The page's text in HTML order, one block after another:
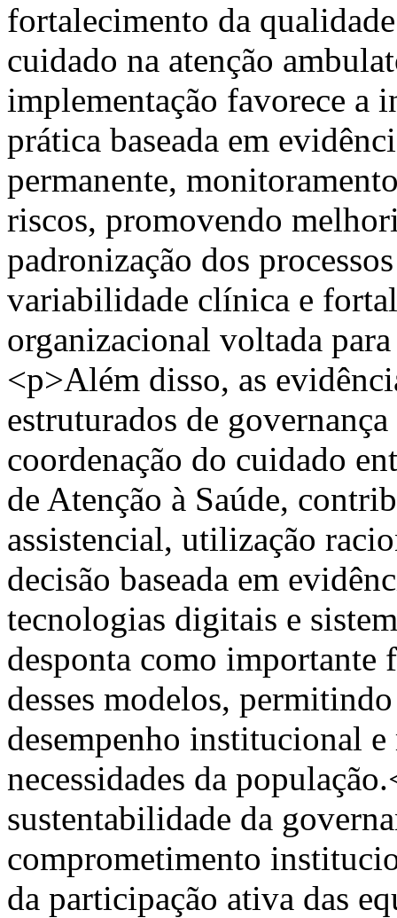
fortalecimento da
cuidado na atenção
implementação favorece a
prática baseada em
permanente,
riscos, promovendo
padronização dos
variabilidade clínica e
organizacional voltada
<p>Além disso, as
estruturados de
coordenação do cuidado
de Atenção à Saúde,
assistencial, utilização
decisão baseada em
tecnologias digitais e
desponta como importante
desses modelos,
desempenho institucional e
necessidades da
sustentabilidade da
comprometimento
da participação ativa das